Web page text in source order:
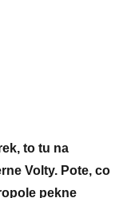
to tu na
Volty. Pote, co
pekne